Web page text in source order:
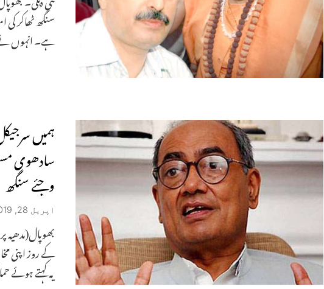
ہے۔ انہوں
ہمیں
سادھوی
وجئے سنگھ
اپریل 28, 2019
کے روز اپنی
یہ کہتے ہوئے